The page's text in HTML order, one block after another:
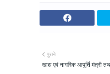
पुराने
खाद्य एवं नागरिक आपूर्ति मंत्री